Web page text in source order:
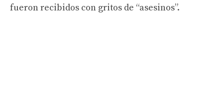
fueron recibidos con gritos de “asesinos”.